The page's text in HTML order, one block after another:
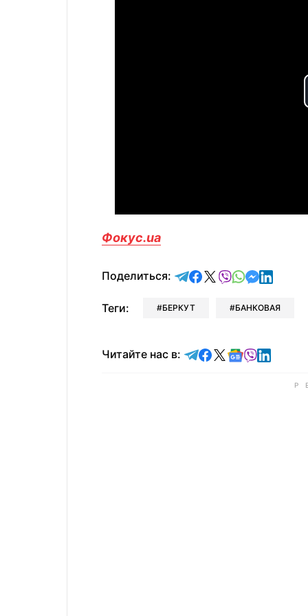
Фокус.ua
Поделиться: отправить в Telegram
поделиться в
поделиться в X
отправить в
отправить
Теги: БЕРКУТ БАНКОВАЯ
Читайте нас в: Читайте в Telegram
Читайте в
Читайте в X
Читайте в
Читайте